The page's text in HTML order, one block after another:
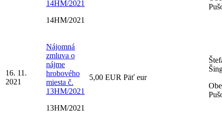
14HM/2021
14HM/2021
16. 11.
2021
Nájomná
zmluva o
nájme
hrobového
miesta č.
13HM/2021
13HM/2021
5,00 EUR Päť eur